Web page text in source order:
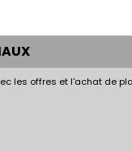
les offres et l'achat de